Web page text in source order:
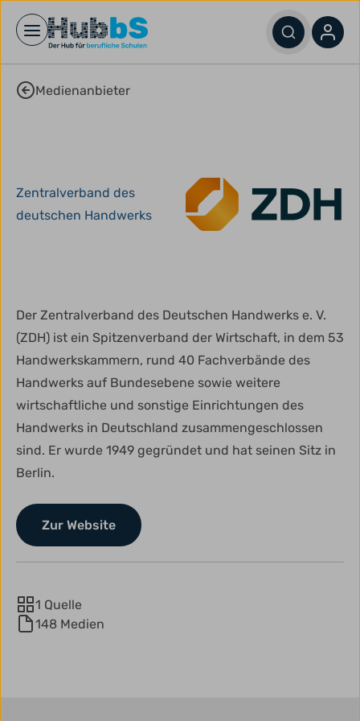
Open main menu
Medienanbieter
Zentralverband des
deutschen Handwerks
Der Zentralverband des Deutschen Handwerks e. V.
(ZDH) ist ein Spitzenverband der Wirtschaft, in dem 53
Handwerkskammern, rund 40 Fachverbände des
Handwerks auf Bundesebene sowie weitere
wirtschaftliche und sonstige Einrichtungen des
Handwerks in Deutschland zusammengeschlossen
sind. Er wurde 1949 gegründet und hat seinen Sitz in
Berlin.
Zur
WebsiteZur Website
1 Quelle
148 Medien